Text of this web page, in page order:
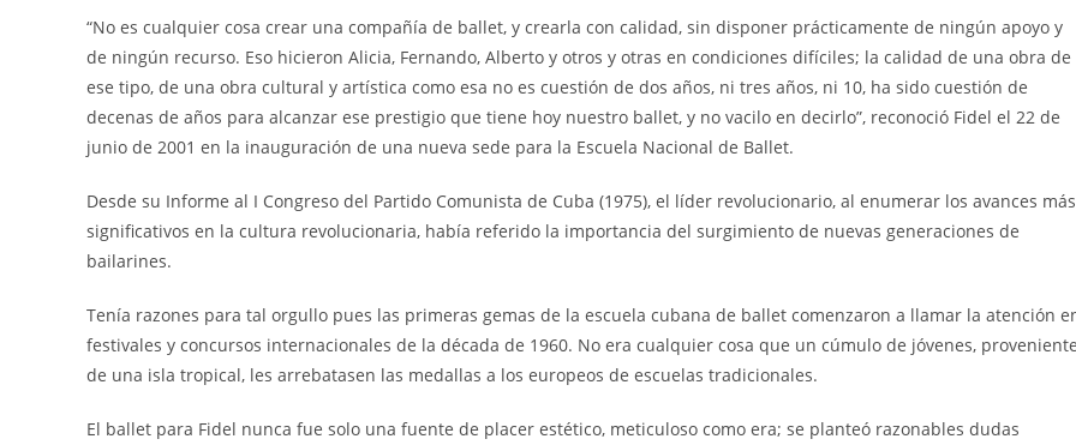
“No es cualquier cosa crear una compañía de ballet, y crearla con calidad, sin disponer prácticamente de ningún apoyo y
de ningún recurso. Eso hicieron Alicia, Fernando, Alberto y otros y otras en condiciones difíciles; la calidad de una obra de
ese tipo, de una obra cultural y artística como esa no es cuestión de dos años, ni tres años, ni 10, ha sido cuestión de
decenas de años para alcanzar ese prestigio que tiene hoy nuestro ballet, y no vacilo en decirlo”, reconoció Fidel el 22 de
junio de 2001 en la inauguración de una nueva sede para la Escuela Nacional de Ballet.
Desde su Informe al I Congreso del Partido Comunista de Cuba (1975), el líder revolucionario, al enumerar los avances más
significativos en la cultura revolucionaria, había referido la importancia del surgimiento de nuevas generaciones de
bailarines.
Tenía razones para tal orgullo pues las primeras gemas de la escuela cubana de ballet comenzaron a llamar la atención
festivales y concursos internacionales de la década de 1960. No era cualquier cosa que un cúmulo de jóvenes,
de una isla tropical, les arrebatasen las medallas a los europeos de escuelas tradicionales.
El ballet para Fidel nunca fue solo una fuente de placer estético, meticuloso como era; se planteó razonables dudas